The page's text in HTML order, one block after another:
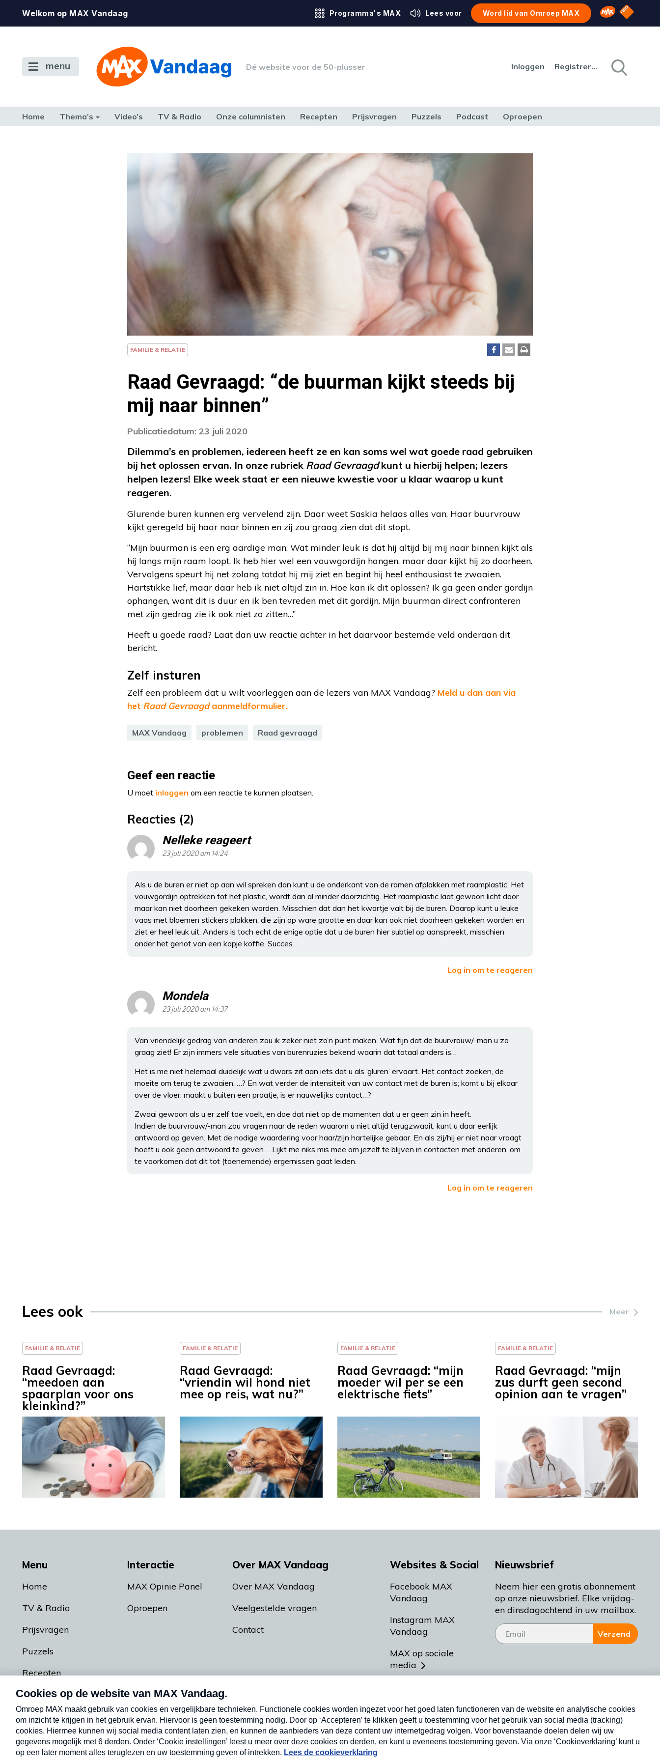
Welkom op MAX Vandaag Programma's MAX Lees voor Word lid van Omroep MAX Omroep MAX
NPO
menu Dé website voor de 50-plusser Inloggen Registreren
Home Thema’s Video’s TV & Radio Onze columnisten Recepten Prijsvragen Puzzels Podcast Oproepen
FAMILIE & RELATIE
Raad Gevraagd: “de buurman kijkt steeds bij
mij naar binnen”
Publicatiedatum: 23 juli 2020
Dilemma’s en problemen, iedereen heeft ze en kan soms wel wat goede raad gebruiken
bij het oplossen ervan. In onze rubriek Raad Gevraagdkunt u hierbij helpen; lezers
helpen lezers! Elke week staat er een nieuwe kwestie voor u klaar waarop u kunt
reageren.
Glurende buren kunnen erg vervelend zijn. Daar weet Saskia helaas alles van. Haar buurvrouw
kijkt geregeld bij haar naar binnen en zij zou graag zien dat dit stopt.
“Mijn buurman is een erg aardige man. Wat minder leuk is dat hij altijd bij mij naar binnen kijkt als
hij langs mijn raam loopt. Ik heb hier wel een vouwgordijn hangen, maar daar kijkt hij zo doorheen.
Vervolgens speurt hij net zolang totdat hij mij ziet en begint hij heel enthousiast te zwaaien.
Hartstikke lief, maar daar heb ik niet altijd zin in. Hoe kan ik dit oplossen? Ik ga geen ander gordijn
ophangen, want dit is duur en ik ben tevreden met dit gordijn. Mijn buurman direct confronteren
met zijn gedrag zie ik ook niet zo zitten…”
Heeft u goede raad? Laat dan uw reactie achter in het daarvoor bestemde veld onderaan dit
bericht.
Zelf insturen
Zelf een probleem dat u wilt voorleggen aan de lezers van MAX Vandaag? Meld u dan aan via
het Raad Gevraagdaanmeldformulier.
MAX Vandaag problemen Raad gevraagd
Geef een reactie
U moet inloggen om een reactie te kunnen plaatsen.
Reacties (2)
Nelleke reageert
23 juli 2020 om 14:24
Als u de buren er niet op aan wil spreken dan kunt u de onderkant van de ramen afplakken met raamplastic. Het
vouwgordijn optrekken tot het plastic, wordt dan al minder doorzichtig. Het raamplastic laat gewoon licht door
maar kan niet doorheen gekeken worden. Misschien dat dan het kwartje valt bij de buren. Daarop kunt u leuke
vaas met bloemen stickers plakken, die zijn op ware grootte en daar kan ook niet doorheen gekeken worden en
ziet er heel leuk uit. Anders is toch echt de enige optie dat u de buren hier subtiel op aanspreekt, misschien
onder het genot van een kopje koffie. Succes.
Log in om te reageren
Mondela
23 juli 2020 om 14:37
Van vriendelijk gedrag van anderen zou ik zeker niet zo’n punt maken. Wat fijn dat de buurvrouw/-man u zo
graag ziet! Er zijn immers vele situaties van burenruzies bekend waarin dat totaal anders is…
Het is me niet helemaal duidelijk wat u dwars zit aan iets dat u als ‘gluren’ ervaart. Het contact zoeken, de
moeite om terug te zwaaien, …? En wat verder de intensiteit van uw contact met de buren is; komt u bij elkaar
over de vloer, maakt u buiten een praatje, is er nauwelijks contact…?
Zwaai gewoon als u er zelf toe voelt, en doe dat niet op de momenten dat u er geen zin in heeft.
Indien de buurvrouw/-man zou vragen naar de reden waarom u niet altijd terugzwaait, kunt u daar eerlijk
antwoord op geven. Met de nodige waardering voor haar/zijn hartelijke gebaar. En als zij/hij er niet naar vraagt
hoeft u ook geen antwoord te geven. .. Lijkt me niks mis mee om jezelf te blijven in contacten met anderen, om
te voorkomen dat dit tot (toenemende) ergernissen gaat leiden.
Log in om te reageren
Lees ook Meer
FAMILIE & RELATIE
Raad Gevraagd:
“meedoen aan
spaarplan voor ons
kleinkind?”
FAMILIE & RELATIE
Raad Gevraagd:
“vriendin wil hond niet
mee op reis, wat nu?”
FAMILIE & RELATIE
Raad Gevraagd: “mijn
moeder wil per se een
elektrische fiets”
FAMILIE & RELATIE
Raad Gevraagd: “mijn
zus durft geen second
opinion aan te vragen”
Menu
Home
TV & Radio
Prijsvragen
Puzzels
Recepten
Podcasts
Interactie
MAX Opinie Panel
Oproepen
Over MAX Vandaag
Over MAX Vandaag
Veelgestelde vragen
Contact
Websites & Social
Facebook MAX
Vandaag
Instagram MAX
Vandaag
MAX op sociale
media
Meldpunt Actueel
Heel Holland Bakt
Nieuwsbrief
Neem hier een gratis abonnement
op onze nieuwsbrief. Elke vrijdag-
en dinsdagochtend in uw mailbox.
Verzend
Nieuwsbrief
Neem hier een gratis abonnement op onze